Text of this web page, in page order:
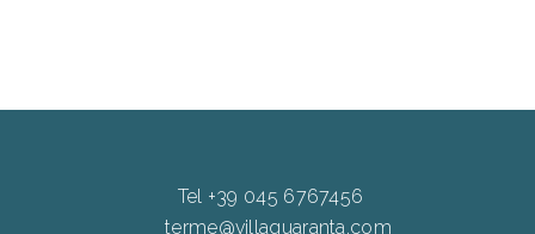
Tel +39 045 6767456
terme@villaquaranta.com